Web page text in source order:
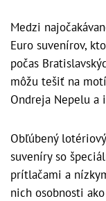
Medzi
Euro suvenírov,
počas
môžu tešiť na
Ondreja Nepelu a
Obľúbený
suveníry so
prítlačami a
nich osobnosti